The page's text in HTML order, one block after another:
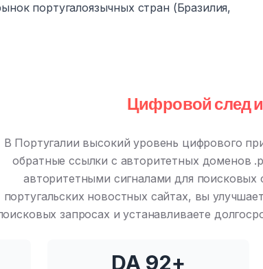
португалоязычных стран (Бразилия,
Цифровой след
В Португалии высокий уровень цифрового
обратные ссылки с авторитетных доменов
авторитетными сигналами для
португальских новостных сайтах, вы
запросах и устанавливаете
DA 92+